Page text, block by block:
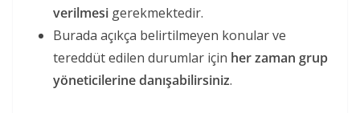
verilmesi gerekmektedir.
Burada açıkça belirtilmeyen konular ve
tereddüt edilen durumlar için her zaman grup
yöneticilerine danışabilirsiniz.